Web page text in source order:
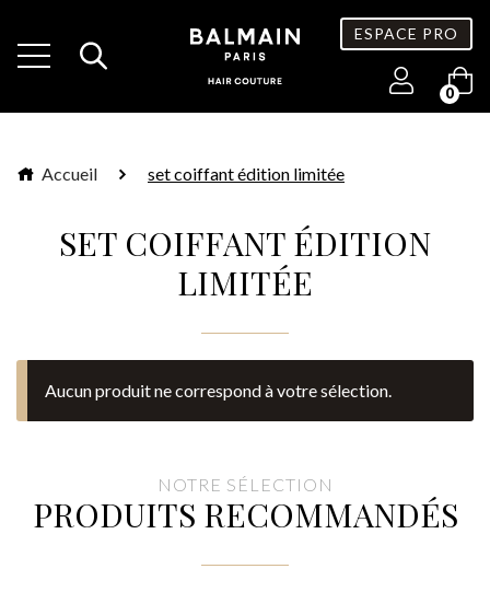
ESPACE PRO
0
Accueil set coiffant édition limitée
SET COIFFANT ÉDITION
LIMITÉE
Aucun produit ne correspond à votre sélection.
NOTRE SÉLECTION
PRODUITS RECOMMANDÉS